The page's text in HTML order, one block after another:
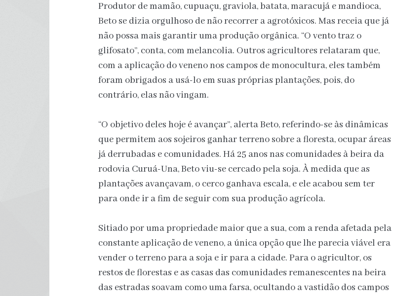
Produtor de mamão, cupuaçu, graviola, batata, maracujá e mandioca,
Beto se dizia orgulhoso de não recorrer a agrotóxicos. Mas receia que já
não possa mais garantir uma produção orgânica. “O vento traz o
glifosato”, conta, com melancolia. Outros agricultores relataram que,
com a aplicação do veneno nos campos de monocultura, eles também
foram obrigados a usá-lo em suas próprias plantações, pois, do
contrário, elas não vingam.
“O objetivo deles hoje é avançar”, alerta Beto, referindo-se às dinâmicas
que permitem aos sojeiros ganhar terreno sobre a floresta, ocupar áreas
já derrubadas e comunidades. Há 25 anos nas comunidades à beira da
rodovia Curuá-Una, Beto viu-se cercado pela soja. À medida que as
plantações avançavam, o cerco ganhava escala, e ele acabou sem ter
para onde ir a fim de seguir com sua produção agrícola.
Sitiado por uma propriedade maior que a sua, com a renda afetada pela
constante aplicação de veneno, a única opção que lhe parecia viável era
vender o terreno para a soja e ir para a cidade. Para o agricultor, os
restos de florestas e as casas das comunidades remanescentes na beira
das estradas soavam como uma farsa, ocultando a vastidão dos campos